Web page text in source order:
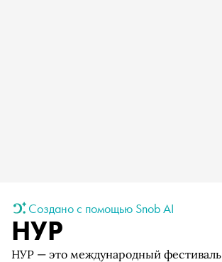
Создано с помощью Snob AI
НУР
НУР — это международный фестиваль